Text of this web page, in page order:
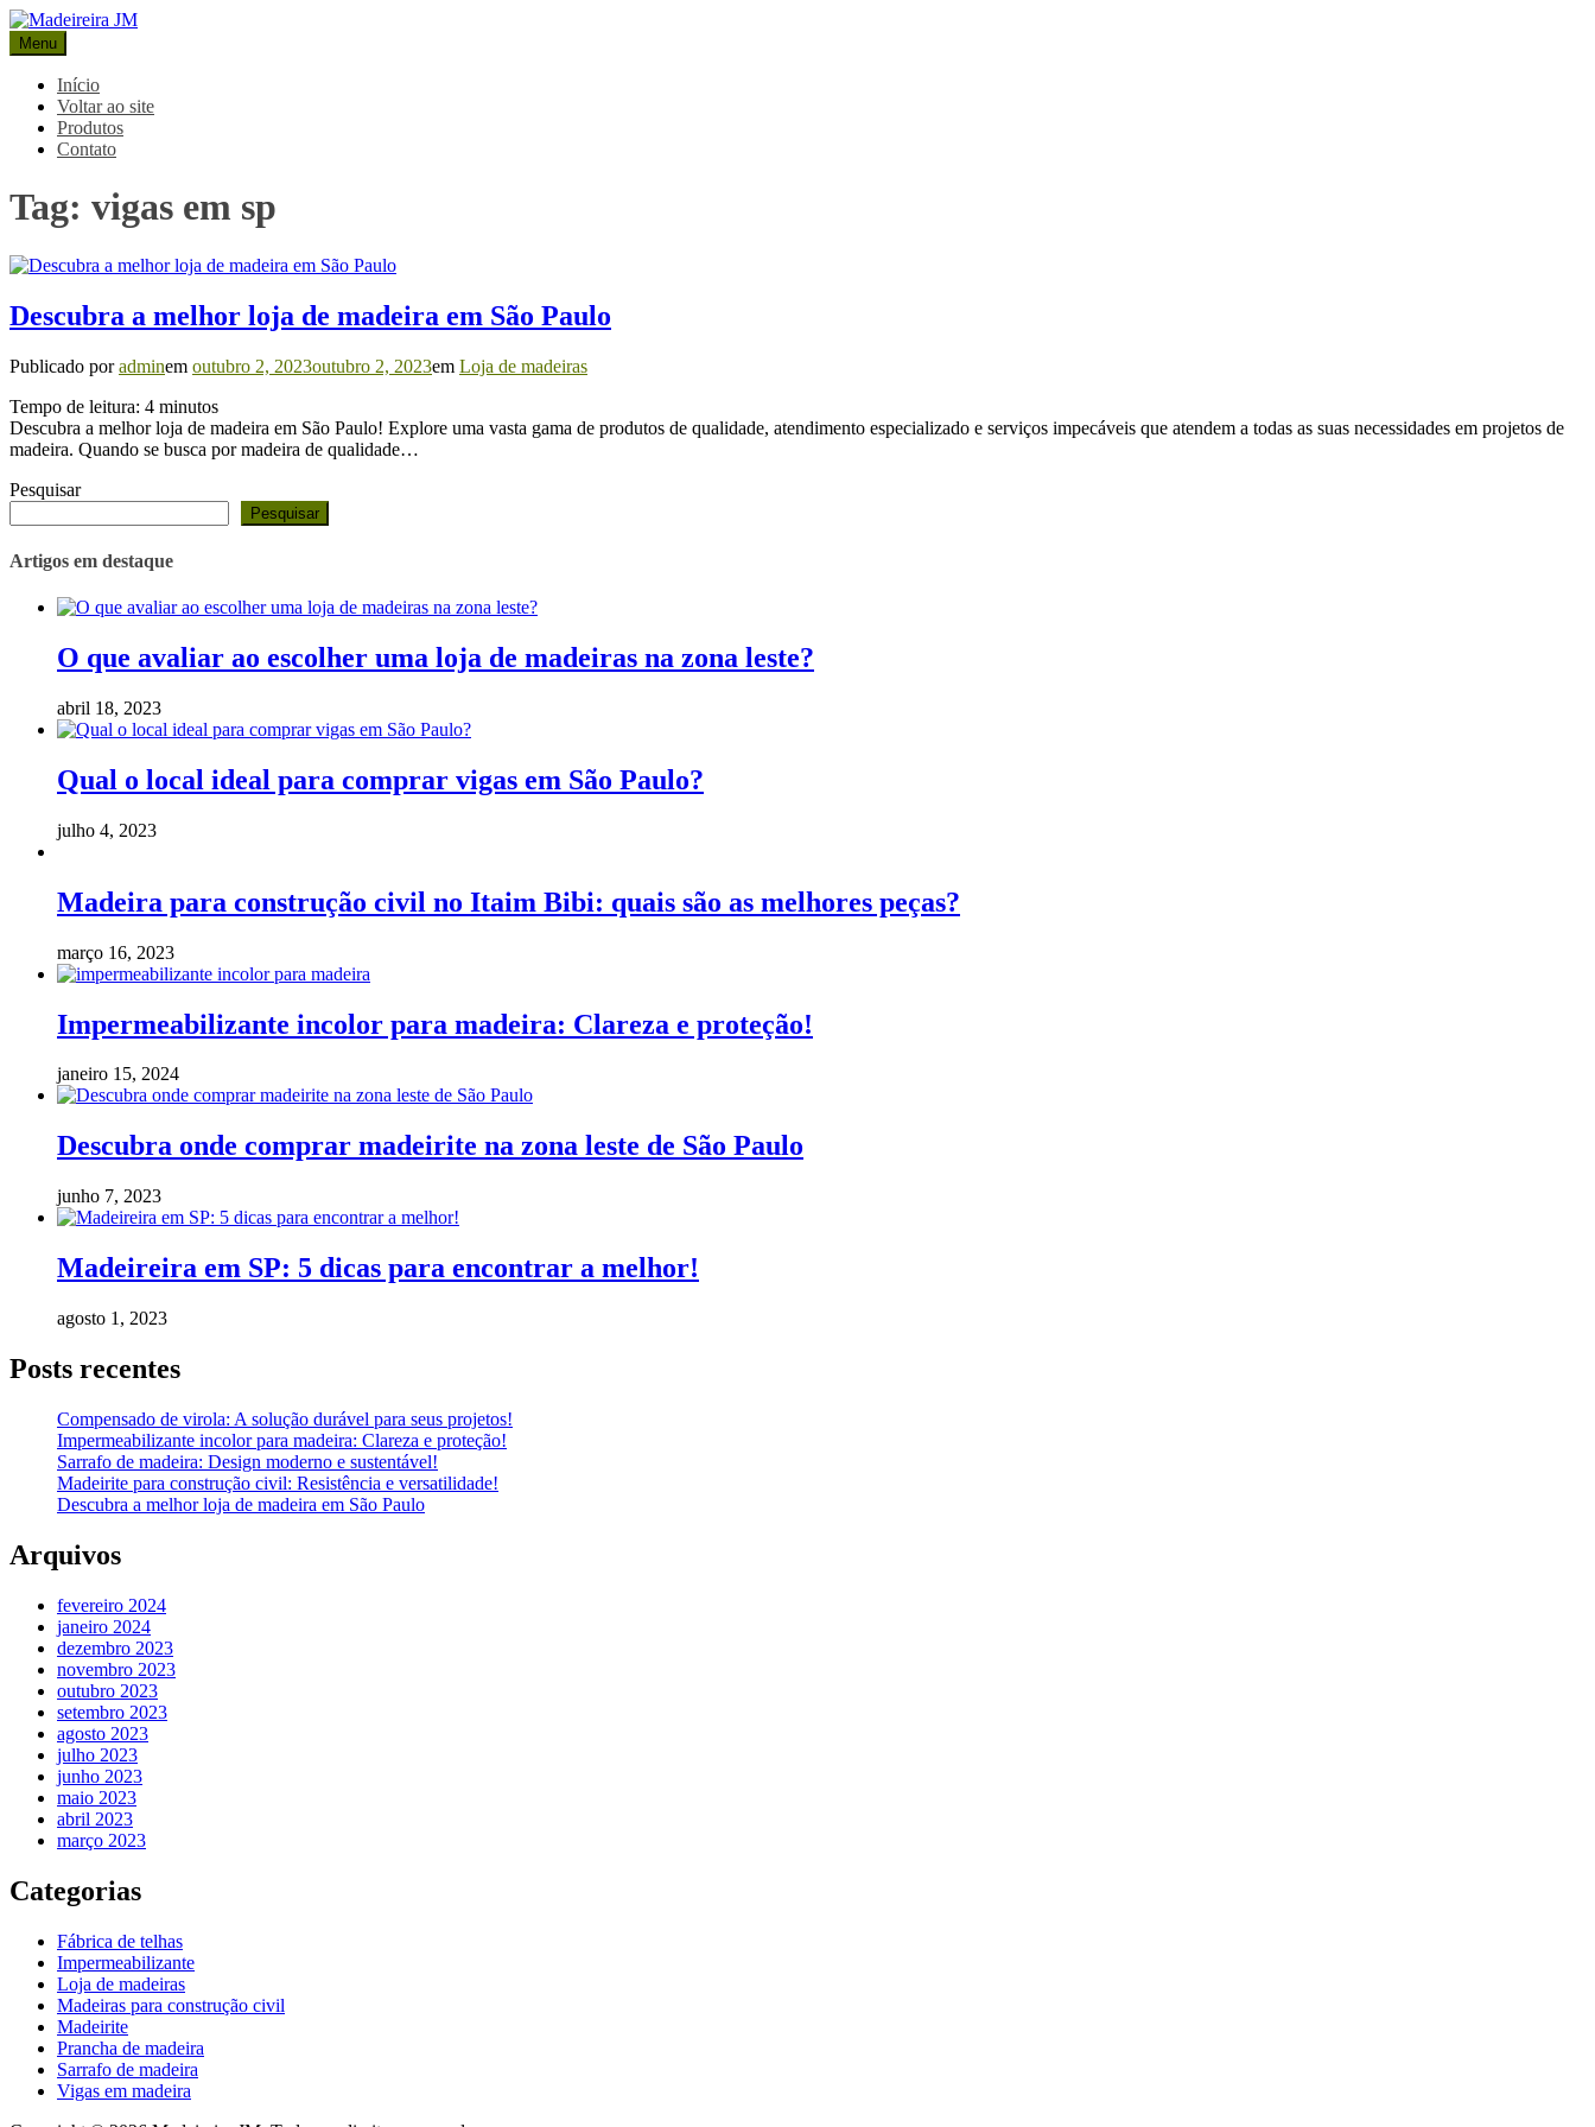
Pular
para
o
conteúdo
Madeireira JM
Blog Madeireira JM
Menu
Início
Voltar ao site
Produtos
Contato
Tag: vigas em sp
Descubra a melhor loja de madeira em São Paulo
Publicado poradminem outubro 2, 2023outubro 2, 2023em Loja de madeiras
Tempo de leitura: 4 minutos
Descubra a melhor loja de madeira em São Paulo! Explore uma vasta gama de produtos de qualidade, atendimento especializado e serviços impecáveis que atendem a todas as suas necessidades em projetos de
madeira. Quando se busca por madeira de qualidade…
Pesquisar
Pesquisar
Artigos em destaque
O que avaliar ao escolher uma loja de madeiras na zona leste?
abril 18, 2023
Qual o local ideal para comprar vigas em São Paulo?
julho 4, 2023
Madeira para construção civil no Itaim Bibi: quais são as melhores peças?
março 16, 2023
Impermeabilizante incolor para madeira: Clareza e proteção!
janeiro 15, 2024
Descubra onde comprar madeirite na zona leste de São Paulo
junho 7, 2023
Madeireira em SP: 5 dicas para encontrar a melhor!
agosto 1, 2023
Posts recentes
Compensado de virola: A solução durável para seus projetos!
Impermeabilizante incolor para madeira: Clareza e proteção!
Sarrafo de madeira: Design moderno e sustentável!
Madeirite para construção civil: Resistência e versatilidade!
Descubra a melhor loja de madeira em São Paulo
Arquivos
fevereiro 2024
janeiro 2024
dezembro 2023
novembro 2023
outubro 2023
setembro 2023
agosto 2023
julho 2023
junho 2023
maio 2023
abril 2023
março 2023
Categorias
Fábrica de telhas
Impermeabilizante
Loja de madeiras
Madeiras para construção civil
Madeirite
Prancha de madeira
Sarrafo de madeira
Vigas em madeira